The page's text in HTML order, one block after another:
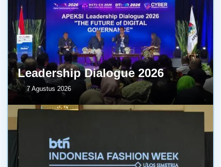
Leadership Dialogue 2026
7 Agustus 2026